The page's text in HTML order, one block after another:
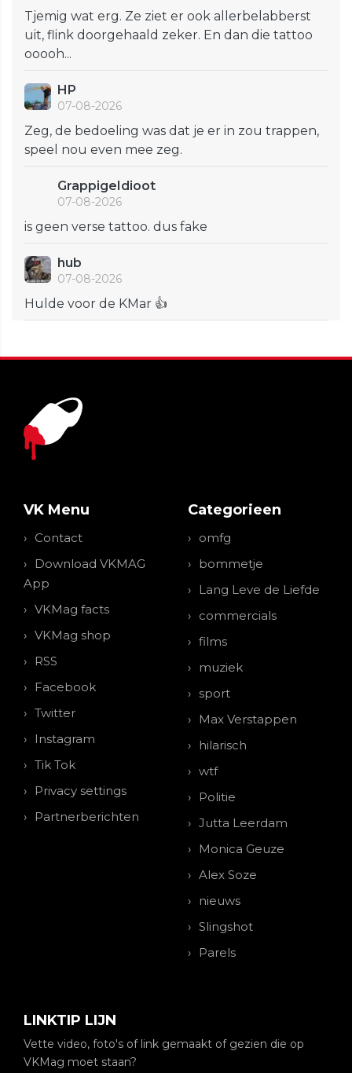
Tjemig wat erg. Ze ziet er ook allerbelabberst
uit, flink doorgehaald zeker. En dan die tattoo
ooooh...
HP
07-08-2026
Zeg, de bedoeling was dat je er in zou trappen,
speel nou even mee zeg.
GrappigeIdioot
07-08-2026
is geen verse tattoo. dus fake
hub
07-08-2026
Hulde voor de KMar 👍
VK Menu
Contact
Download VKMAG
App
VKMag facts
VKMag shop
RSS
Facebook
Twitter
Instagram
Tik Tok
Privacy settings
Partnerberichten
Categorieen
omfg
bommetje
Lang Leve de Liefde
commercials
films
muziek
sport
Max Verstappen
hilarisch
wtf
Politie
Jutta Leerdam
Monica Geuze
Alex Soze
nieuws
Slingshot
Parels
LINKTIP LIJN
Vette video, foto's of link gemaakt of gezien die op
VKMag moet staan?